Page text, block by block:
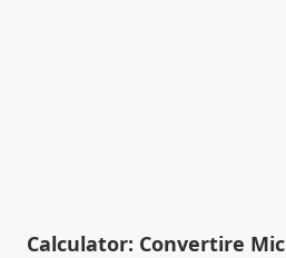
Calculator: Convertire